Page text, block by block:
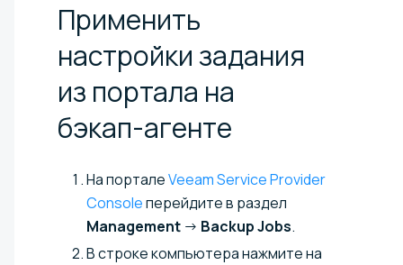
Применить
настройки задания
из портала на
бэкап-агенте
На порталеVeeam Service Provider
Consoleперейдите в раздел
Management → Backup Jobs.
В строке компьютера нажмите на